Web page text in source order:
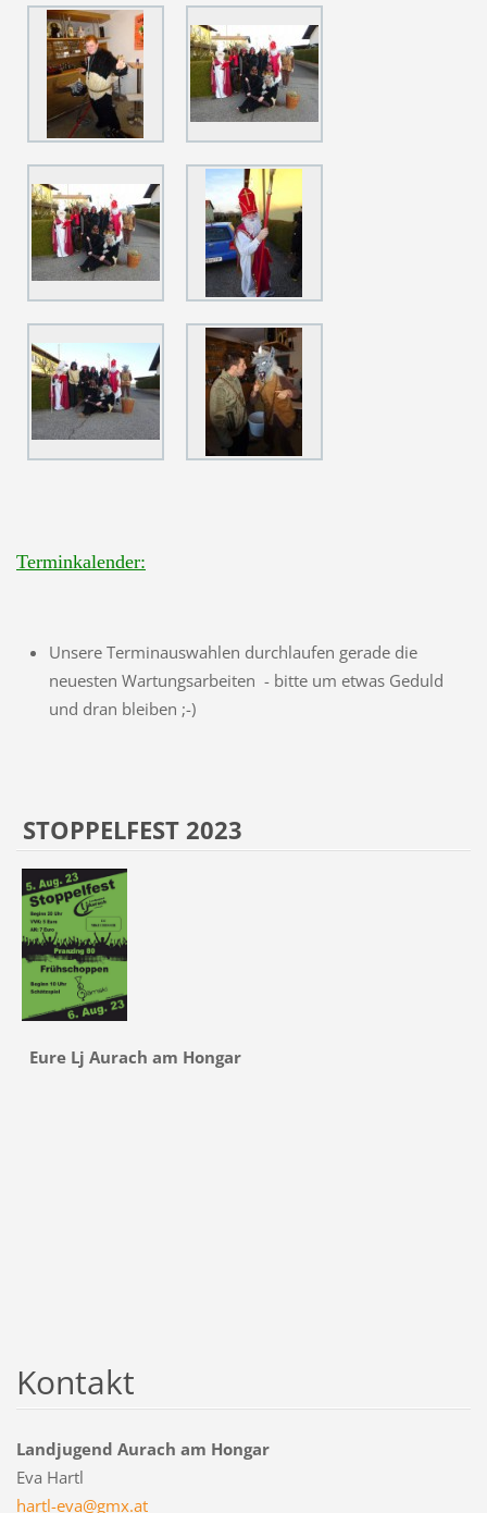
Terminkalender:
Unsere Terminauswahlen durchlaufen gerade die
neuesten Wartungsarbeiten - bitte um etwas Geduld
und dran bleiben ;-)
STOPPELFEST 2023
Eure Lj Aurach am Hongar
Kontakt
Landjugend Aurach am Hongar
Eva Hartl
hartl-eva@gmx.at